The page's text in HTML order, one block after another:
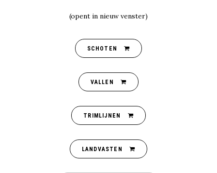
(opent in nieuw venster)
SCHOTEN
VALLEN
TRIMLIJNEN
LANDVASTEN